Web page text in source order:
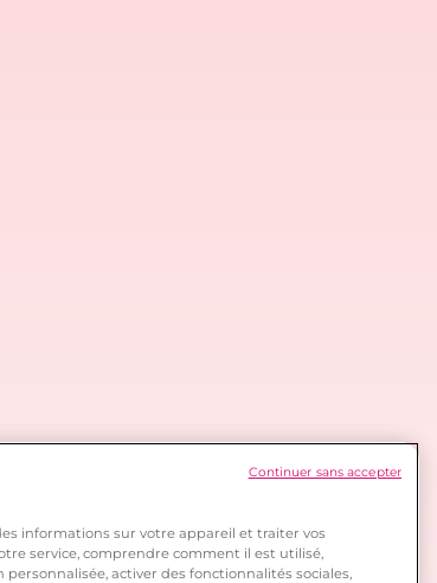
informations sur votre appareil et traiter vos
service, comprendre comment il est utilisé,
activer des fonctionnalités sociales,
Continuer sans accepter